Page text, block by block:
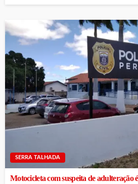
SERRA TALHADA
Motocicleta com suspeita de adulteração